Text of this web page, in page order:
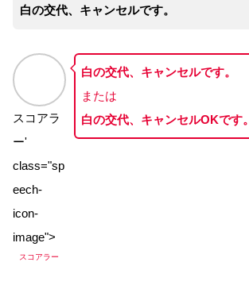
白の交代、キャンセルです。
スコアラ
ー'
class="sp
eech-
icon-
image">
スコアラー
白の交代、キャンセルです。
または
白の交代、キャンセルOKです。